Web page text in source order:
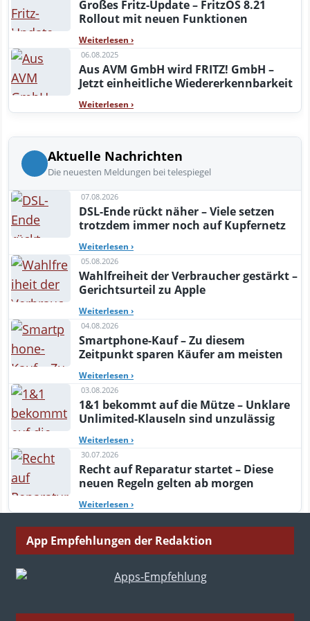
Großes Fritz-Update – FritzOS 8.21
Rollout mit neuen Funktionen
Weiterlesen ›
06.08.2025
Aus AVM GmbH wird FRITZ! GmbH –
Jetzt einheitliche Wiedererkennbarkeit
Weiterlesen ›
Aktuelle Nachrichten
Die neuesten Meldungen bei telespiegel
07.08.2026
DSL-Ende rückt näher – Viele setzen
trotzdem immer noch auf Kupfernetz
Weiterlesen ›
05.08.2026
Wahlfreiheit der Verbraucher gestärkt –
Gerichtsurteil zu Apple
Weiterlesen ›
04.08.2026
Smartphone-Kauf – Zu diesem
Zeitpunkt sparen Käufer am meisten
Weiterlesen ›
03.08.2026
1&1 bekommt auf die Mütze – Unklare
Unlimited-Klauseln sind unzulässig
Weiterlesen ›
30.07.2026
Recht auf Reparatur startet – Diese
neuen Regeln gelten ab morgen
Weiterlesen ›
App Empfehlungen der Redaktion